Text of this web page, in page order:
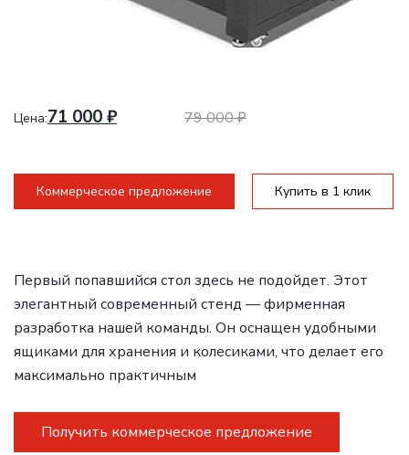
Цена:71 000₽ 79 000₽
Коммерческое предложение Купить в 1 клик
Первый попавшийся стол здесь не подойдет. Этот
элегантный современный стенд — фирменная
разработка нашей команды. Он оснащен удобными
ящиками для хранения и колесиками, что делает его
максимально практичным
Получить коммерческое предложение